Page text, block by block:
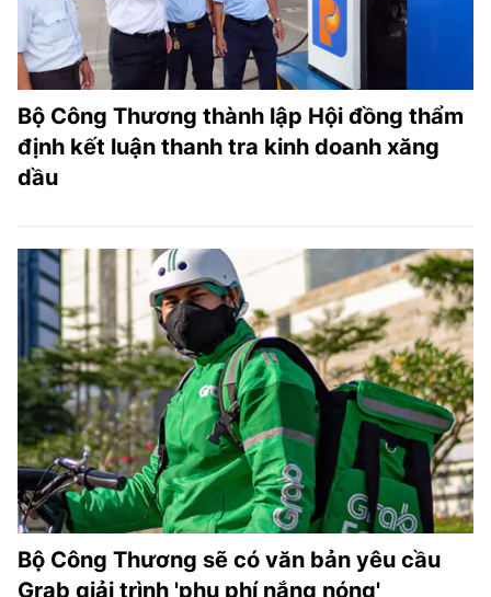
Bộ Công Thương thành lập Hội đồng thẩm
định kết luận thanh tra kinh doanh xăng
dầu
Bộ Công Thương sẽ có văn bản yêu cầu
Grab giải trình 'phụ phí nắng nóng'